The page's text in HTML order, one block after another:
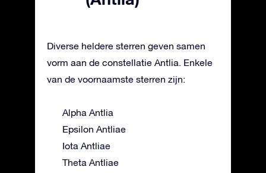
Diverse heldere sterren geven samen
vorm aan de constellatie Antlia. Enkele
van de voornaamste sterren zijn:
Alpha Antlia
Epsilon Antliae
Iota Antliae
Theta Antliae